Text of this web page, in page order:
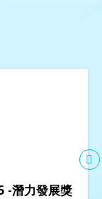
-潛力發展獎